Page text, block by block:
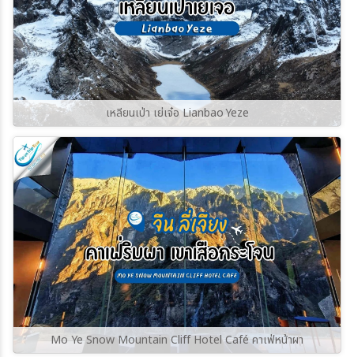
เหลียนเป่า เย่เจ๋อ Lianbao Yeze
Mo Ye Snow Mountain Cliff Hotel Café คาเฟ่หน้าผา